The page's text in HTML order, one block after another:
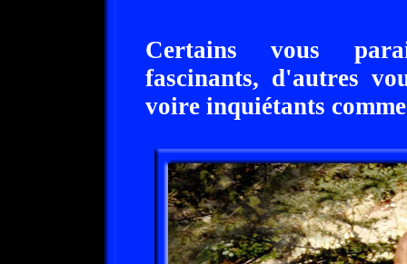
Certains vous
fascinants, d'autres
voire inquiétants